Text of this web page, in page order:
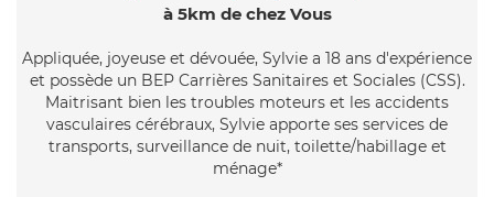
à 5km de chez Vous
Appliquée, joyeuse et dévouée, Sylvie a 18 ans d'expérience
et possède un BEP Carrières Sanitaires et Sociales (CSS).
Maitrisant bien les troubles moteurs et les accidents
vasculaires cérébraux, Sylvie apporte ses services de
transports, surveillance de nuit, toilette/habillage et
ménage*